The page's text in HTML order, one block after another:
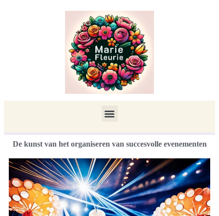
De kunst van het organiseren van succesvolle evenementen